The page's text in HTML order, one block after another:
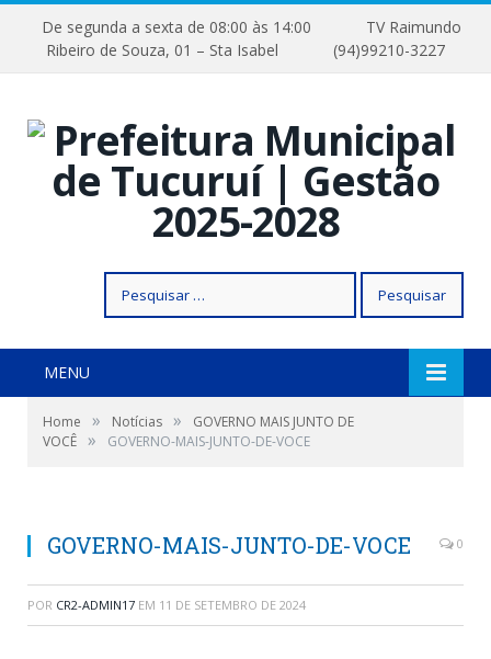
De segunda a sexta de 08:00 às 14:00
TV Raimundo
Ribeiro de Souza, 01 – Sta Isabel
(94)99210-3227
por:
MENU
Home » Notícias »
GOVERNO MAIS JUNTO DE
VOCÊ » GOVERNO-MAIS-JUNTO-DE-VOCE
GOVERNO-MAIS-JUNTO-DE-VOCE 0
POR CR2-ADMIN17 EM 11 DE SETEMBRO DE 2024